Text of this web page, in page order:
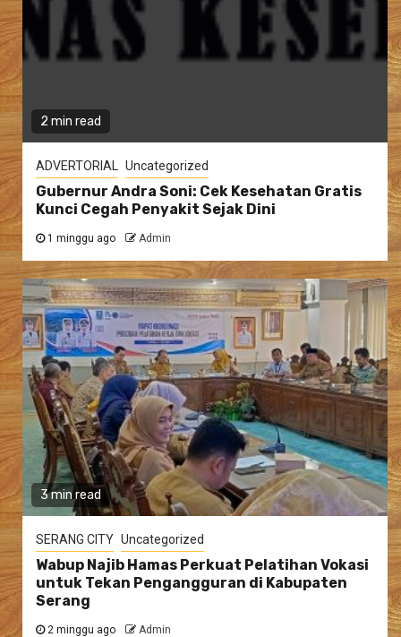
2 min read
ADVERTORIAL Uncategorized
Gubernur Andra Soni: Cek Kesehatan Gratis
Kunci Cegah Penyakit Sejak Dini
1 minggu ago Admin
3 min read
SERANG CITY Uncategorized
Wabup Najib Hamas Perkuat Pelatihan Vokasi
untuk Tekan Pengangguran di Kabupaten
Serang
2 minggu ago Admin